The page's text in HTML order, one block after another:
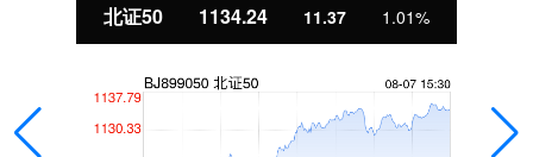
北证50 1134.24 11.37 1.01%